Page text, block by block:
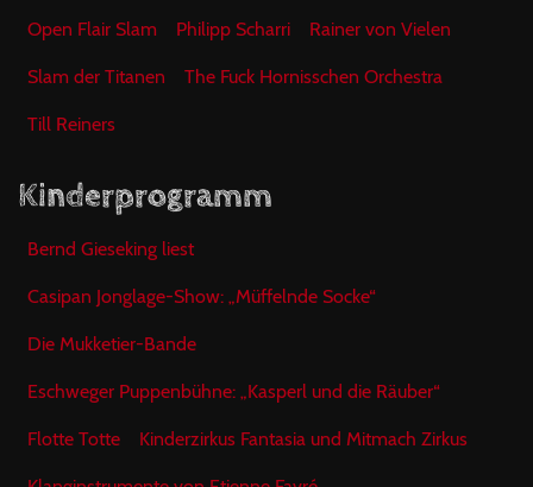
Open Flair Slam Philipp Scharri Rainer von Vielen
Slam der Titanen The Fuck Hornisschen Orchestra
Till Reiners
Kinderprogramm
Bernd Gieseking liest
Casipan Jonglage-Show: „Müffelnde Socke“
Die Mukketier-Bande
Eschweger Puppenbühne: „Kasperl und die Räuber“
Flotte Totte Kinderzirkus Fantasia und Mitmach Zirkus